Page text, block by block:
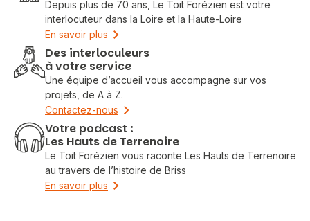
Depuis plus de 70 ans, Le Toit Forézien est votre
interlocuteur dans la Loire et la Haute-Loire
En savoir plus
Des interloculeurs
à votre service
Une équipe d’accueil vous accompagne sur vos
projets, de A à Z.
Contactez-nous
Votre podcast :
Les Hauts de Terrenoire
Le Toit Forézien vous raconte Les Hauts de Terrenoire
au travers de l’histoire de Briss
En savoir plus